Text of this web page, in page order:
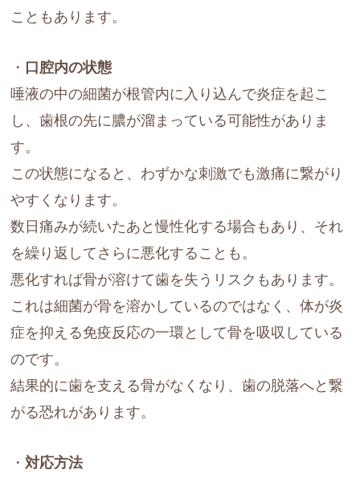
こともあります。
・ 口腔内の状態
唾液の中の細菌が根管内に入り込んで炎症を起こ
し、歯根の先に膿が溜まっている可能性がありま
す。
この状態になると、わずかな刺激でも激痛に繋がり
やすくなります。
数日痛みが続いたあと慢性化する場合もあり、それ
を繰り返してさらに悪化することも。
悪化すれば骨が溶けて歯を失うリスクもあります。
これは細菌が骨を溶かしているのではなく、体が炎
症を抑える免疫反応の一環として骨を吸収している
のです。
結果的に歯を支える骨がなくなり、歯の脱落へと繋
がる恐れがあります。
・対応方法